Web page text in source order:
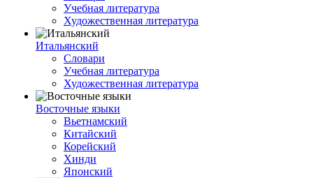
Учебная литература
Художественная литература
Итальянский
Словари
Учебная литература
Художественная литература
Восточные языки
Вьетнамский
Китайский
Корейский
Хинди
Японский